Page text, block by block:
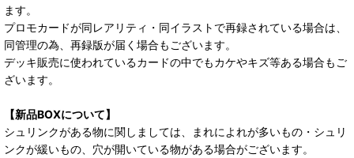
ます。
プロモカードが同レアリティ・同イラストで再録されている場合は、
同管理の為、再録版が届く場合もございます。
デッキ販売に使われているカードの中でもカケやキズ等ある場合もご
ざいます。
【新品BOXについて】
シュリンクがある物に関しましては、まれによれが多いもの・シュリ
ンクが緩いもの、穴が開いている物がある場合がございます。